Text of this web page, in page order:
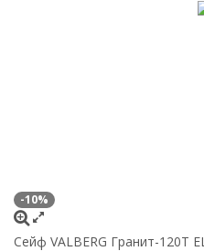
-10%
Сейф VALBERG Гранит-120Т EL